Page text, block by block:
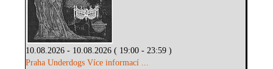
10.08.2026 - 10.08.2026 ( 19:00 - 23:59 )
Praha Underdogs Více informací ...